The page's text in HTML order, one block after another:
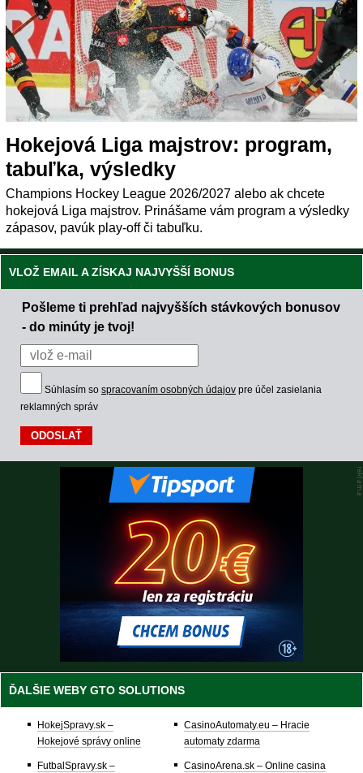
Hokejová Liga majstrov: program,
tabuľka, výsledky
Champions Hockey League 2026/2027 alebo ak chcete
hokejová Liga majstrov. Prinášame vám program a výsledky
zápasov, pavúk play-off či tabuľku.
VLOŽ EMAIL A ZÍSKAJ NAJVYŠŠÍ BONUS
Pošleme ti prehľad najvyšších stávkových bonusov
- do minúty je tvoj!
Súhlasím so spracovaním osobných údajov pre účel zasielania
reklamných správ
ĎALŠIE WEBY GTO SOLUTIONS
HokejSpravy.sk –
Hokejové správy online
FutbalSpravy.sk –
CasinoAutomaty.eu – Hracie
automaty zdarma
CasinoArena.sk – Online casina